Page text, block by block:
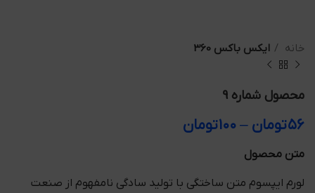
خانه ایکس باکس 360
محصول شماره 9
۵۶تومان –۱۰۰تومان
متن محصول
لورم ایپسوم متن ساختگی با تولید سادگی نامفهوم از صنعت